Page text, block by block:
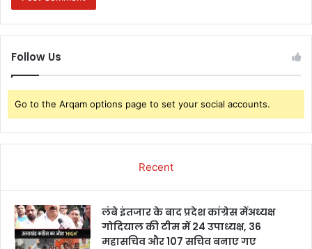
Follow Us
Go to the Arqam options page to set your social accounts.
Recent
लंबे इंतजार के बाद प्रदेश कांग्रेस मेंअध्यक्ष
गोदियाल की टीम में 24 उपाध्यक्ष, 36
महासचिव और 107 सचिव बनाए गए